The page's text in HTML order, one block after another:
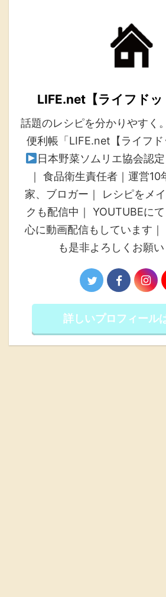
LIFE.net【ライフドッ
話題のレシピを分かりやすく
便利帳「LIFE.net【ライフド
日本野菜ソムリエ協会認
｜ 食品衛生責任者｜運営10
家、ブロガー｜ レシピをメ
クも配信中｜ YOUTUBEに
心に動画配信もしています
も是非よろしくお願い
詳しいプロフィール